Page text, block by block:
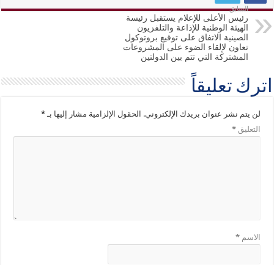
السابق
رئيس الأعلى للإعلام يستقبل رئيسة
الهيئة الوطنية للإذاعة والتلفزيون
الصينية الاتفاق على توقيع بروتوكول
تعاون لإلقاء الضوء على المشروعات
المشتركة التي تتم بين الدولتين
اترك تعليقاً
لن يتم نشر عنوان بريدك الإلكتروني. الحقول الإلزامية مشار إليها بـ*
التعليق*
الاسم*